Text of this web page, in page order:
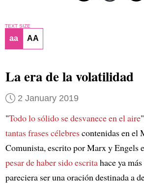
TEXT SIZE
aa AA
La era de la volatilidad
2 January 2019
"Todo lo sólido se desvanece en el aire
tantasfrases célebrescontenidas en el
Comunista, escrito por Marx y Engels
pesar de haber sido escritahace ya
pareciera ser una oración destinada a